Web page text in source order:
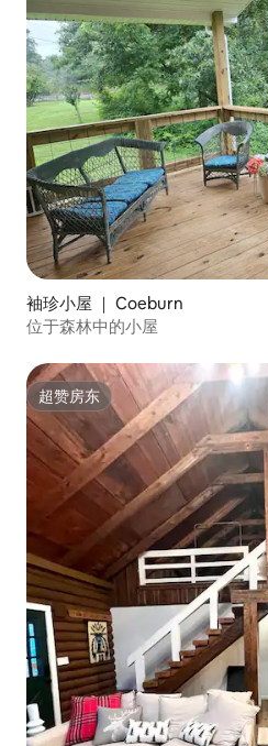
袖珍小屋 ｜ Coeburn
位于森林中的小屋
超赞房东
超赞房东